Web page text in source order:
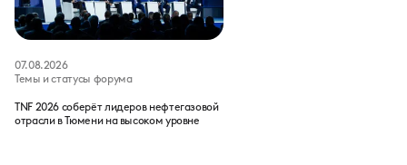
07.08.2026
Темы и статусы форума
TNF 2026 соберёт лидеров нефтегазовой
отрасли в Тюмени на высоком уровне